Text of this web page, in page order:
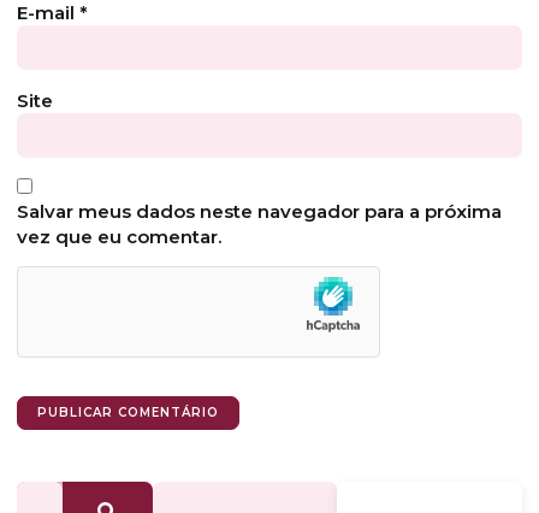
E-mail *
Site
Salvar meus dados neste navegador para a próxima
vez que eu comentar.